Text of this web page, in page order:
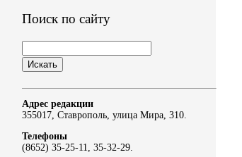
Поиск по сайту
Адрес редакции
355017, Ставрополь, улица Мира, 310.
Телефоны
(8652) 35-25-11, 35-32-29.